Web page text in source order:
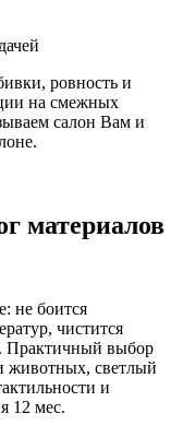
ровность и
на смежных
салон Вам и
материалов
не боится
чистится
Практичный выбор
животных, светлый
и
12 мес.